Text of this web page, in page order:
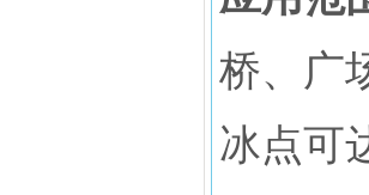
桥、广
冰点可